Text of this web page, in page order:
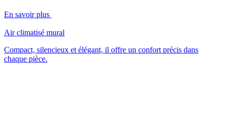
En savoir plus
Air climatisé mural
Compact, silencieux et élégant, il offre un confort précis dans
chaque pièce.